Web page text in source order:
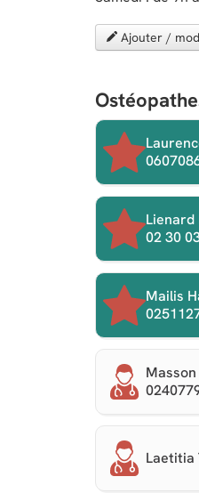
Ajouter /
Lienard
02 30
Mailis
Laetitia